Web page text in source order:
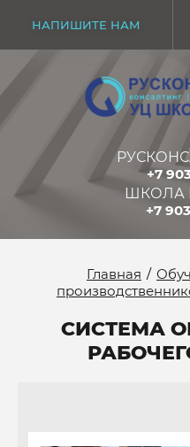
+7
+7
ШКОЛА
НАПИШИТЕ НАМ
Главная /
СИСТЕМА